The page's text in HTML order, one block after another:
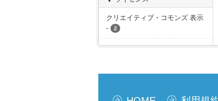
クリエイティブ・コモンズ 表示
-
2